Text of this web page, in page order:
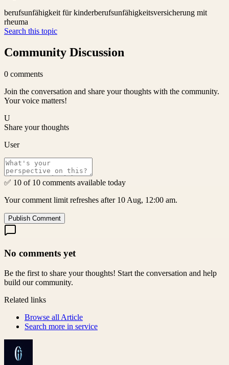
berufsunfähigkeit für kinderberufsunfähigkeitsversicherung mit
rheuma
Search this topic
Community Discussion
0 comments
Join the conversation and share your thoughts with the community.
Your voice matters!
U
Share your thoughts
User
✅ 10 of 10 comments available today
Your comment limit refreshes after 10 Aug, 12:00 am.
Publish Comment
No comments yet
Be the first to share your thoughts! Start the conversation and help
build our community.
Related links
Browse all Article
Search more in service